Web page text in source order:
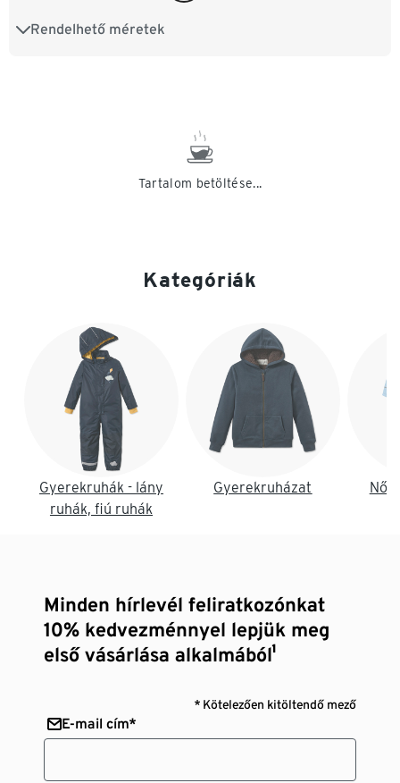
Rendelhető méretek
XS 32/34 S 36/38
Tartalom betöltése...
Kategóriák
Gyerekruhák - lány
ruhák, fiú ruhák
Gyerekruházat Női
Minden hírlevél feliratkozónkat
10% kedvezménnyel lepjük meg
első vásárlása alkalmából¹
* Kötelezően kitöltendő mező
E-mail cím*